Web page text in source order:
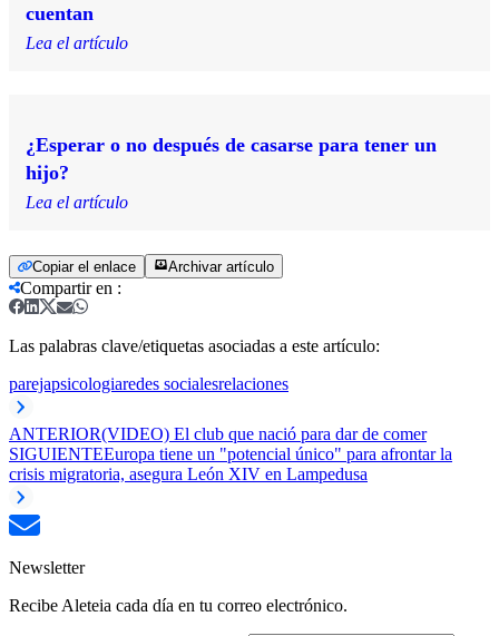
cuentan
Lea el artículo
¿Esperar o no después de casarse para tener un
hijo?
Lea el artículo
Copiar el enlace Archivar artículo
Compartir en :
Las palabras clave/etiquetas asociadas a este artículo:
parejapsicologiaredes socialesrelaciones
ANTERIOR(VIDEO) El club que nació para dar de comer
SIGUIENTEEuropa tiene un "potencial único" para afrontar la
crisis migratoria, asegura León XIV en Lampedusa
Newsletter
Recibe Aleteia cada día en tu correo electrónico.